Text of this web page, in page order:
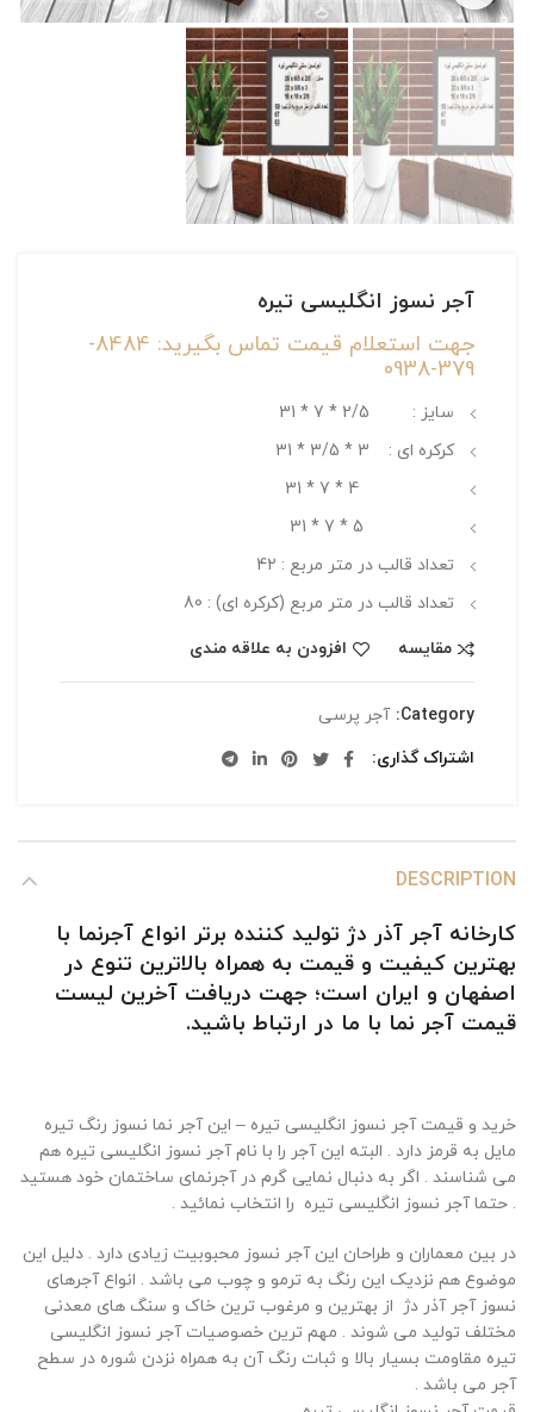
آجر نسوز انگلیسی تیره
جهت استعلام قیمت تماس بگیرید: 8484-
379-0938
سایز : 2/5 * 7 * 31
کرکره ای : 3 * 3/5 * 31
تعداد قالب در متر مربع : 42
تعداد قالب در متر مربع (کرکره ای) : 80
مقایسه
افزودن به علاقه مندی
Category: آجر پرسی
اشتراک گذاری
DESCRIPTION
کارخانه آجر آذر دژ تولید کننده برتر انواع آجرنما با
بهترین کیفیت و قیمت به همراه بالاترین تنوع در
اصفهان و ایران است؛ جهت دریافت آخرین لیست
قیمت آجر نما با ما در ارتباط باشید.
خرید و قیمت آجر نسوز انگلیسی تیره – این آجر نما نسوز رنگ تیره
مایل به قرمز دارد . البته این آجر را با نام آجر نسوز انگلیسی تیره هم
می شناسند . اگر به دنبال نمایی گرم در آجرنمای ساختمان خود هستید
. حتما آجر نسوز انگلیسی تیره را انتخاب نمائید .
در بین معماران و طراحان این آجر نسوز محبوبیت زیادی دارد . دلیل این
موضوع هم نزدیک این رنگ به ترمو و چوب می باشد . انواع آجرهای
نسوز آجر آذر دژ از بهترین و مرغوب ترین خاک و سنگ های معدنی
مختلف تولید می شوند . مهم ترین خصوصیات آجر نسوز انگلیسی
تیره مقاومت بسیار بالا و ثبات رنگ آن به همراه نزدن شوره در سطح
آجر می باشد .